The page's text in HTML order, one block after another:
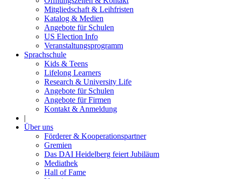
Mitgliedschaft & Leihfristen
Katalog & Medien
Angebote für Schulen
US Election Info
Veranstaltungsprogramm
Sprachschule
Kids & Teens
Lifelong Learners
Research & University Life
Angebote für Schulen
Angebote für Firmen
Kontakt & Anmeldung
|
Über uns
Förderer & Kooperationspartner
Gremien
Das DAI Heidelberg feiert Jubiläum
Mediathek
Hall of Fame